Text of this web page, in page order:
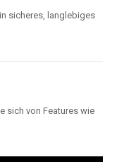
sicheres, langlebiges
sich von Features wie